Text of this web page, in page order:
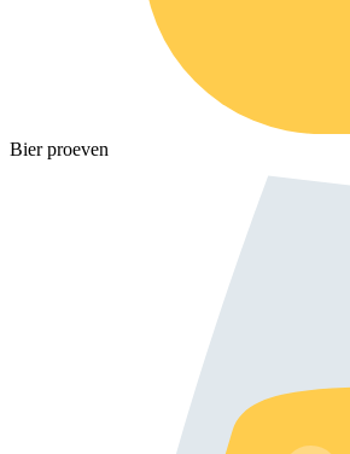
Bier proeven